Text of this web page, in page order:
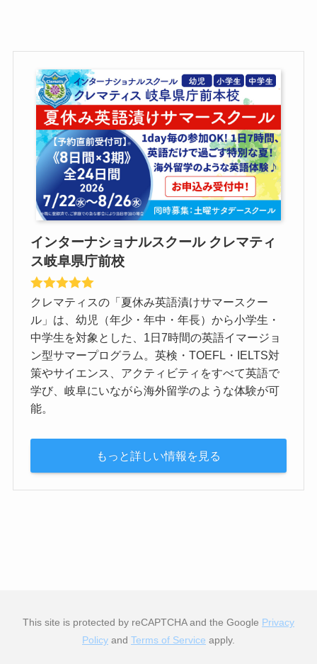
インターナショナルスクール クレマティ
ス岐阜県庁前校
クレマティスの「夏休み英語漬けサマースクー
ル」は、幼児（年少・年中・年長）から小学生・
中学生を対象とした、1日7時間の英語イマージョ
ン型サマープログラム。英検・TOEFL・IELTS対
策やサイエンス、アクティビティをすべて英語で
学び、岐阜にいながら海外留学のような体験が可
能。
もっと詳しい情報を見る
This site is protected by reCAPTCHA and the Google Privacy
Policy and Terms of Service apply.